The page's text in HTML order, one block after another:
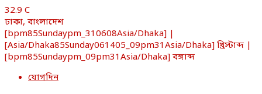
32.9 C
ঢাকা, বাংলাদেশ
[bpm85Sundaypm_310608Asia/Dhaka] |
[Asia/Dhaka85Sunday061405_09pm31Asia/Dhaka] খ্রিস্টাব্দ |
[bpm85Sundaypm_09pm31Asia/Dhaka] বঙ্গাব্দ
যোগদিন